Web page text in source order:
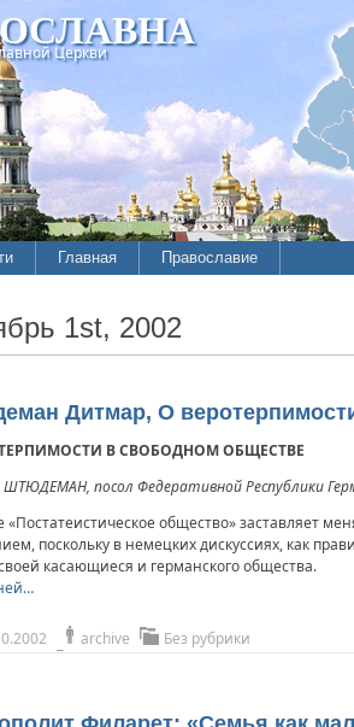
Церкви
Главная Православие
1st, 2002
Дитмар, О
В СВОБОДНОМ ОБЩЕСТВЕ
посол Федеративной Республики
«Постатеистическое общество» заставляет
поскольку в немецких дискуссиях, как
касающиеся и германского общества.
archive Без рубрики